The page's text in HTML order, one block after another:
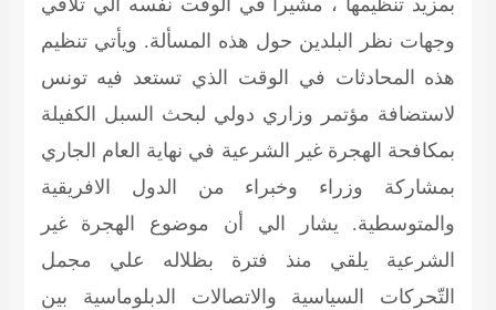
بمزيد تنظيمها ، مشيرا في الوقت نفسه الي تلاقي
وجهات نظر البلدين حول هذه المسألة. ويأتي تنظيم
هذه المحادثات في الوقت الذي تستعد فيه تونس
لاستضافة مؤتمر وزاري دولي لبحث السبل الكفيلة
بمكافحة الهجرة غير الشرعية في نهاية العام الجاري
بمشاركة وزراء وخبراء من الدول الافريقية
والمتوسطية. يشار الي أن موضوع الهجرة غير
الشرعية يلقي منذ فترة بظلاله علي مجمل
التّحركات السياسية والاتصالات الدبلوماسية بين